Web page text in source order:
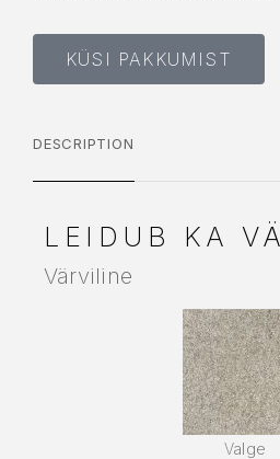
KÜSI PAKKUMIST
DESCRIPTION
LEIDUB KA
Värviline
Valge